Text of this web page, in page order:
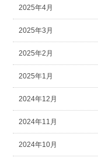
2025年4月
2025年3月
2025年2月
2025年1月
2024年12月
2024年11月
2024年10月